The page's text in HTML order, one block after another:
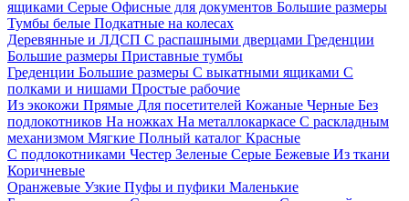
ящиками Серые Офисные для документов Большие размеры
Тумбы белые Подкатные на колесах
Деревянные и ЛДСП С распашными дверцами Греденции
Большие размеры Приставные тумбы
Греденции Большие размеры С выкатными ящиками С
полками и нишами Простые рабочие
Из экокожи Прямые Для посетителей Кожаные Черные Без
подлокотников На ножках На металлокаркасе С раскладным
механизмом Мягкие Полный каталог Красные
С подлокотниками Честер Зеленые Серые Бежевые Из ткани
Коричневые
Оранжевые Узкие Пуфы и пуфики Маленькие